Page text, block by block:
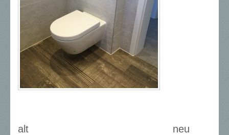
alt neu